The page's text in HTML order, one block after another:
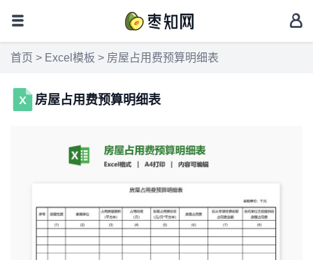
首页 > Excel模板 > 房屋占用费预算明细表
房屋占用费预算明细表